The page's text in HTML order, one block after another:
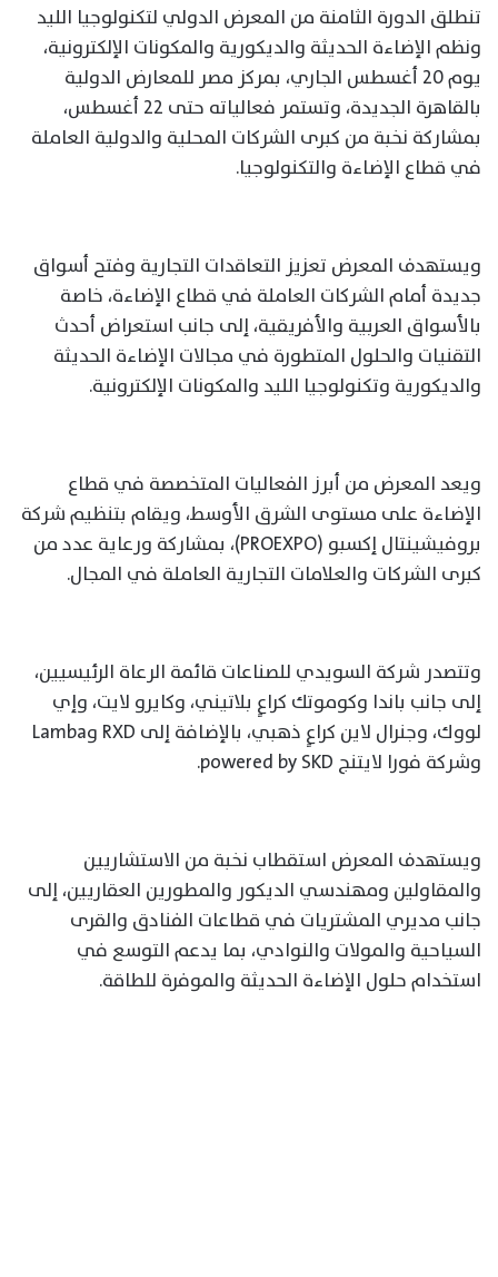
تنطلق الدورة الثامنة من المعرض الدولي لتكنولوجيا الليد
ونظم الإضاءة الحديثة والديكورية والمكونات الإلكترونية،
يوم 20 أغسطس الجاري، بمركز مصر للمعارض الدولية
بالقاهرة الجديدة، وتستمر فعالياته حتى 22 أغسطس،
بمشاركة نخبة من كبرى الشركات المحلية والدولية العاملة
في قطاع الإضاءة والتكنولوجيا.
ويستهدف المعرض تعزيز التعاقدات التجارية وفتح أسواق
جديدة أمام الشركات العاملة في قطاع الإضاءة، خاصة
بالأسواق العربية والأفريقية، إلى جانب استعراض أحدث
التقنيات والحلول المتطورة في مجالات الإضاءة الحديثة
والديكورية وتكنولوجيا الليد والمكونات الإلكترونية.
ويعد المعرض من أبرز الفعاليات المتخصصة في قطاع
الإضاءة على مستوى الشرق الأوسط، ويقام بتنظيم شركة
بروفيشينتال إكسبو (PROEXPO)، بمشاركة ورعاية عدد من
كبرى الشركات والعلامات التجارية العاملة في المجال.
وتتصدر شركة السويدي للصناعات قائمة الرعاة الرئيسيين،
إلى جانب باندا وكوموتك كراعٍ بلاتيني، وكايرو لايت، وإي
لووك، وجنرال لاين كراعٍ ذهبي، بالإضافة إلى RXD وLamba
وشركة فورا لايتنج powered by SKD.
ويستهدف المعرض استقطاب نخبة من الاستشاريين
والمقاولين ومهندسي الديكور والمطورين العقاريين، إلى
جانب مديري المشتريات في قطاعات الفنادق والقرى
السياحية والمولات والنوادي، بما يدعم التوسع في
استخدام حلول الإضاءة الحديثة والموفرة للطاقة.